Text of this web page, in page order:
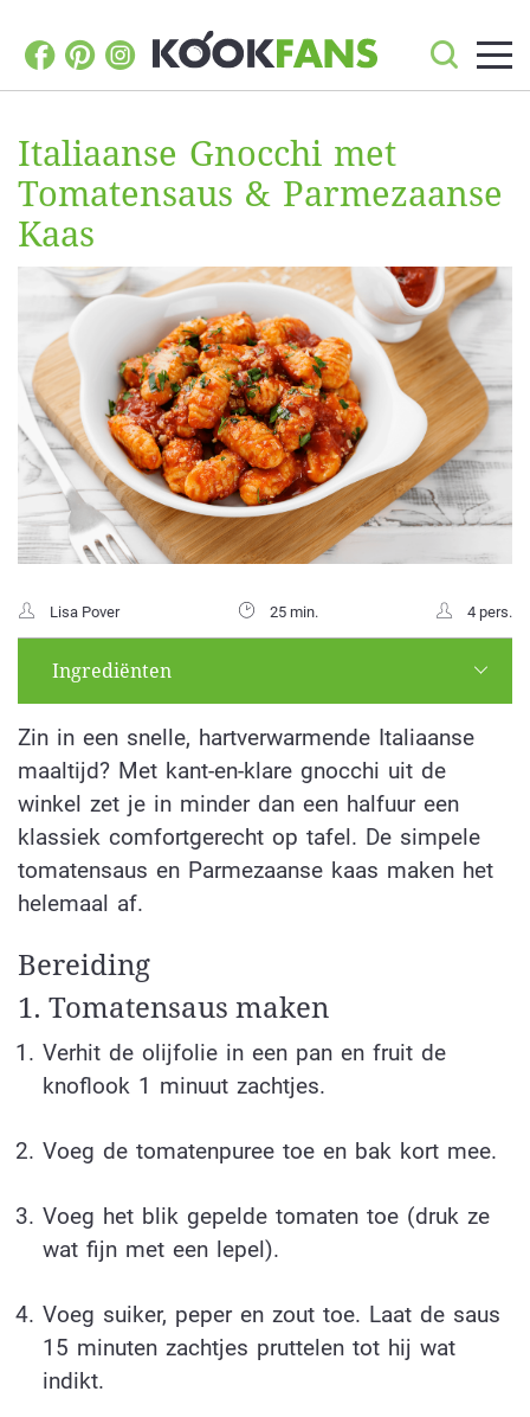
Italiaanse Gnocchi met
Tomatensaus & Parmezaanse
Kaas
Lisa Pover 25 min. 4 pers.
Ingrediënten
Zin in een snelle, hartverwarmende Italiaanse
maaltijd? Met kant-en-klare gnocchi uit de
winkel zet je in minder dan een halfuur een
klassiek comfortgerecht op tafel. De simpele
tomatensaus en Parmezaanse kaas maken het
helemaal af.
Bereiding
1. Tomatensaus maken
Verhit de olijfolie in een pan en fruit de
knoflook 1 minuut zachtjes.
Voeg de tomatenpuree toe en bak kort mee.
Voeg het blik gepelde tomaten toe (druk ze
wat fijn met een lepel).
Voeg suiker, peper en zout toe. Laat de saus
15 minuten zachtjes pruttelen tot hij wat
indikt.